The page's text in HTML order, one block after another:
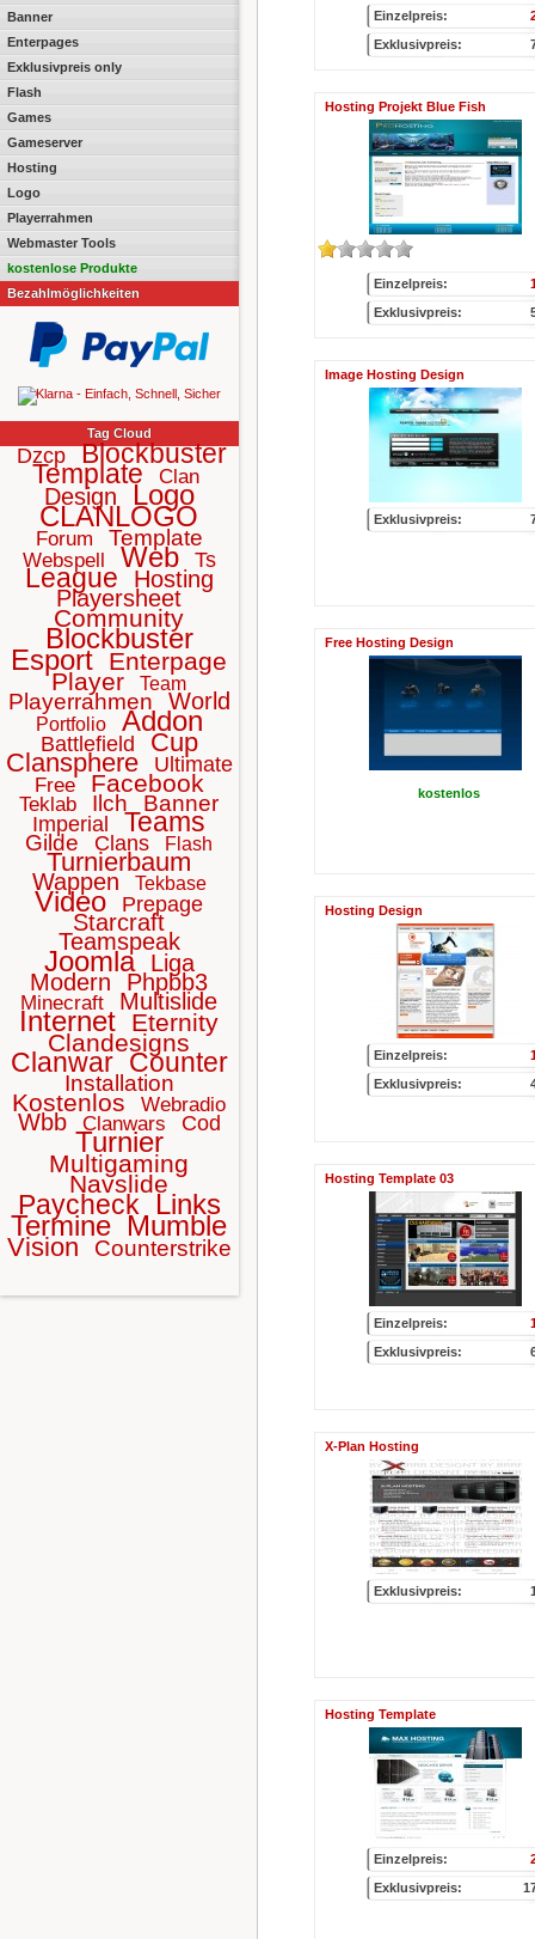
Banner
Enterpages
Exklusivpreis only
Flash
Games
Gameserver
Hosting
Logo
Playerrahmen
Webmaster Tools
kostenlose Produkte
Bezahlmöglichkeiten
Tag Cloud
Dzcp Blockbuster
Template Clan
Design Logo
CLANLOGO
Forum Template
Webspell Web Ts
League Hosting
Playersheet
Community
Blockbuster
Esport Enterpage
Player Team
Playerrahmen World
Portfolio Addon
Battlefield Cup
Clansphere Ultimate
Free Facebook
Teklab Ilch Banner
Imperial Teams
Gilde Clans Flash
Turnierbaum
Wappen Tekbase
Video Prepage
Starcraft
Teamspeak
Joomla Liga
Modern Phpbb3
Minecraft Multislide
Internet Eternity
Clandesigns
Clanwar Counter
Installation
Kostenlos Webradio
Wbb Clanwars Cod
Turnier
Multigaming
Navslide
Paycheck Links
Termine Mumble
Vision Counterstrike
Einzelpreis:
Exklusivpreis:
Hosting Projekt Blue Fish
Einzelpreis:
Exklusivpreis:
Image Hosting Design
Exklusivpreis:
Free Hosting Design
kostenlos
Hosting Design
Einzelpreis:
Exklusivpreis:
Hosting Template 03
Einzelpreis:
Exklusivpreis:
X-Plan Hosting
Exklusivpreis:
Hosting Template
Einzelpreis:
Exklusivpreis: